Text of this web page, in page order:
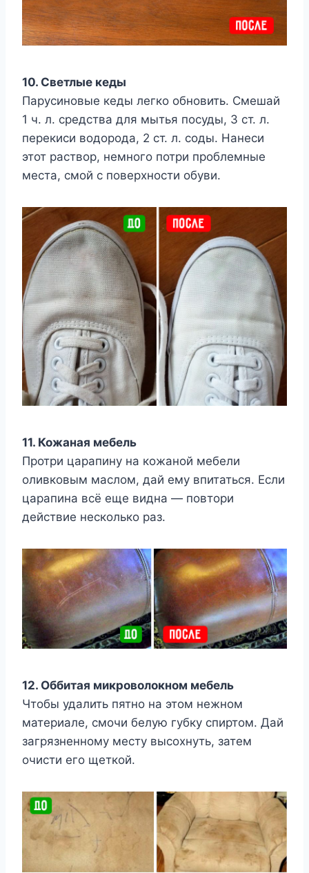
10. Светлые кеды
Парусиновые кеды легко обновить. Смешай
1 ч. л. средства для мытья посуды, 3 ст. л.
перекиси водорода, 2 ст. л. соды. Нанеси
этот раствор, немного потри проблемные
места, смой с поверхности обуви.
11. Кожаная мебель
Протри царапину на кожаной мебели
оливковым маслом, дай ему впитаться. Если
царапина всё еще видна — повтори
действие несколько раз.
12. Оббитая микроволокном мебель
Чтобы удалить пятно на этом нежном
материале, смочи белую губку спиртом. Дай
загрязненному месту высохнуть, затем
очисти его щеткой.